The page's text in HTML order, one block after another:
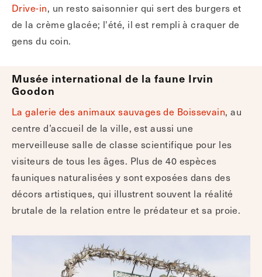
Drive-in, un resto saisonnier qui sert des burgers et
de la crème glacée; l'été, il est rempli à craquer de
gens du coin.
Musée international de la faune Irvin
Goodon
Lagalerie des animaux sauvages de Boissevain, au
centre d’accueil de la ville, est aussi une
merveilleuse salle de classe scientifique pour les
visiteurs de tous les âges. Plus de 40 espèces
fauniques naturalisées y sont exposées dans des
décors artistiques, qui illustrent souvent la réalité
brutale de la relation entre le prédateur et sa proie.